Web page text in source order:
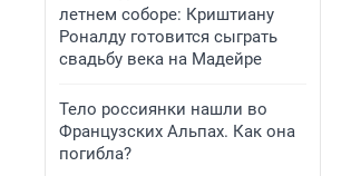
летнем соборе: Криштиану
Роналду готовится сыграть
свадьбу века на Мадейре
Тело россиянки нашли во
Французских Альпах. Как она
погибла?